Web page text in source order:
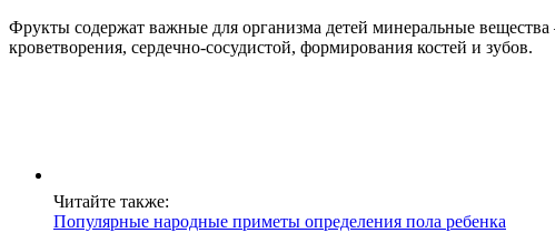
Фрукты содержат важные для организма детей минеральные
кроветворения, сердечно-сосудистой, формирования костей и зубов.
Читайте также:
Популярные народные приметы определения пола ребенка